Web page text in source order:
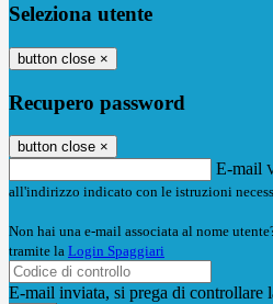
Seleziona utente
button close ×
Recupero password
button close ×
E-mail
all'indirizzo indicato con le istruzioni
Non hai una e-mail associata al nome
tramite la Login Spaggiari
E-mail inviata, si prega di controllare